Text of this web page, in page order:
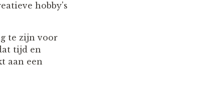
hobby's
te zijn voor
tijd en
aan een